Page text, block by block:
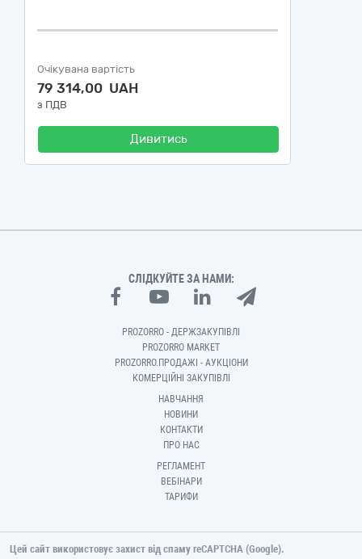
Очікувана вартість
79 314,00 UAH
з ПДВ
Дивитись
СЛІДКУЙТЕ ЗА НАМИ:
PROZORRO - ДЕРЖЗАКУПІВЛІ
PROZORRO MARKET
PROZORRO.ПРОДАЖІ - АУКЦІОНИ
КОМЕРЦІЙНІ ЗАКУПІВЛІ
НАВЧАННЯ
НОВИНИ
КОНТАКТИ
ПРО НАС
РЕГЛАМЕНТ
ВЕБІНАРИ
ТАРИФИ
Цей сайт використовує захист від спаму reCAPTCHA (Google).